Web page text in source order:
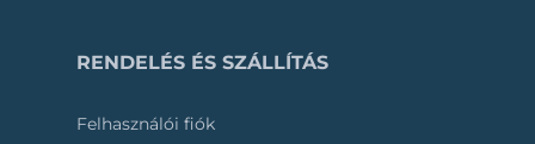
RENDELÉS ÉS SZÁLLÍTÁS
Felhasználói fiók